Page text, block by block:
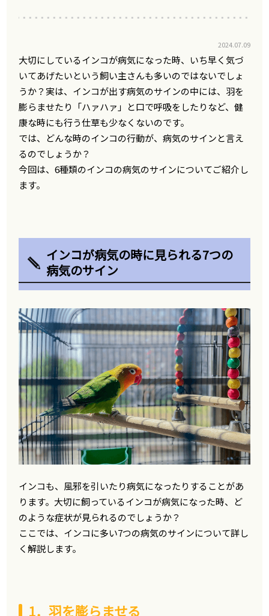
2024.07.09
大切にしているインコが病気になった時、いち早く気づ
いてあげたいという飼い主さんも多いのではないでしょ
うか？実は、インコが出す病気のサインの中には、羽を
膨らませたり「ハァハァ」と口で呼吸をしたりなど、健
康な時にも行う仕草も少なくないのです。
では、どんな時のインコの行動が、病気のサインと言え
るのでしょうか？
今回は、6種類のインコの病気のサインについてご紹介し
ます。
インコが病気の時に見られる7つの
病気のサイン
インコも、風邪を引いたり病気になったりすることがあ
ります。大切に飼っているインコが病気になった時、ど
のような症状が見られるのでしょうか？
ここでは、インコに多い7つの病気のサインについて詳し
く解説します。
1．羽を膨らませる